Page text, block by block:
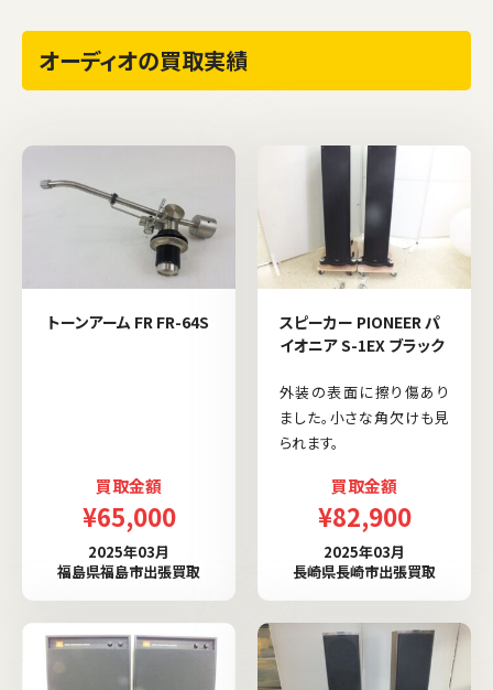
オーディオの買取実績
トーンアーム FR FR-64S
買取金額
¥65,000
2025年03月
福島県福島市出張買取
スピーカー PIONEER パ
イオニア S-1EX ブラック
外装の表面に擦り傷あり
ました。小さな角欠けも見
られます。
買取金額
¥82,900
2025年03月
長崎県長崎市出張買取